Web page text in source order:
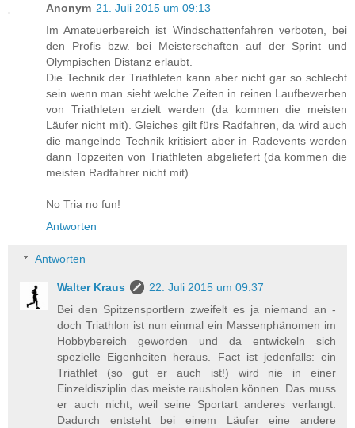
Anonym 21. Juli 2015 um 09:13
Im Amateuerbereich ist Windschattenfahren verboten, bei
den Profis bzw. bei Meisterschaften auf der Sprint und
Olympischen Distanz erlaubt.
Die Technik der Triathleten kann aber nicht gar so schlecht
sein wenn man sieht welche Zeiten in reinen Laufbewerben
von Triathleten erzielt werden (da kommen die meisten
Läufer nicht mit). Gleiches gilt fürs Radfahren, da wird auch
die mangelnde Technik kritisiert aber in Radevents werden
dann Topzeiten von Triathleten abgeliefert (da kommen die
meisten Radfahrer nicht mit).
No Tria no fun!
Antworten
Antworten
Walter Kraus
22. Juli 2015 um 09:37
Bei den Spitzensportlern zweifelt es ja niemand an -
doch Triathlon ist nun einmal ein Massenphänomen im
Hobbybereich geworden und da entwickeln sich
spezielle Eigenheiten heraus. Fact ist jedenfalls: ein
Triathlet (so gut er auch ist!) wird nie in einer
Einzeldisziplin das meiste rausholen können. Das muss
er auch nicht, weil seine Sportart anderes verlangt.
Dadurch entsteht bei einem Läufer eine andere